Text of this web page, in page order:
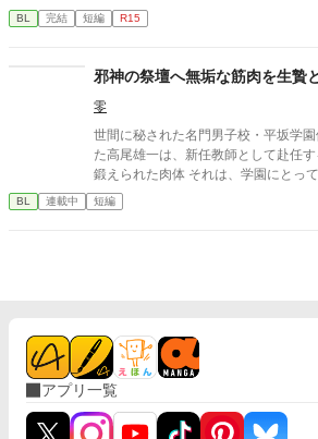
た。そして、夫であるアインス・キ
インスがそう簡単にシューンを手離す
BL 完結 短編 R15
邪神の祭壇へ無垢な筋肉を生贄
零
世間に秘された名門男子校・平坂学園体育科 空手の名
た高尾雄一は、新任教師として赴任する 高潔な人格と鋼のよ
鍛えられた肉体 それは、学園にとって最高の生贄の候補に他なら
なかった 至高の筋肉を持つ、精神を削られ意志をなくした青年を
太古の神に捧げるため、“水”、“風”、“
BL 連載中 短編
アプリ一覧